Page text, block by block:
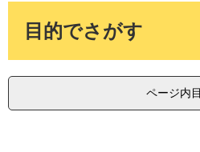
へ
目的でさがす
ページ内